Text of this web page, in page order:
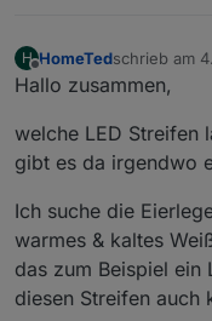
H
Offline
HomeTedschrieb am
zuletzt
Hallo zusammen,
welche LED Streifen
gibt es da irgendwo
Ich suche die
warmes & kaltes
das zum Beispiel ein
diesen Streifen auch